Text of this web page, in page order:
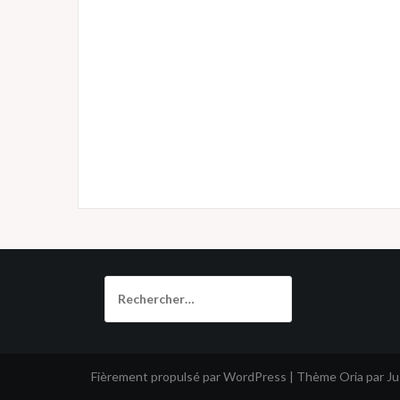
Fièrement propulsé par WordPress | Thème Oria par